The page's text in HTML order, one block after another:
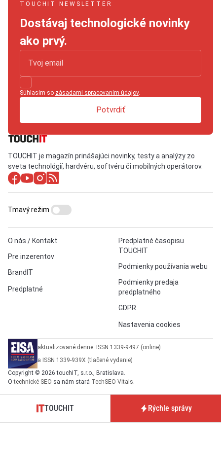
TOUCHIT NEWSLETTER
Dostávaj technologické novinky
ako prvý.
Súhlasím so zásadami spracovaním údajov.
Potvrdiť
TOUCHIT je magazín prinášajúci novinky, testy a analýzy zo
sveta technológií, hardvéru, softvéru či mobilných operátorov.
O nás / Kontakt
Pre inzerentov
BrandIT
Predplatné
Predplatné časopisu
TOUCHIT
Podmienky používania webu
Podmienky predaja
predplatného
GDPR
Nastavenia cookies
Tmavý režim
aktualizované denne: ISSN 1339-9497 (online)
a ISSN 1339-939X (tlačené vydanie)
Copyright © 2026 touchIT, s.r.o., Bratislava.
Otechnické SEO sa nám stará TechSEO Vitals.
TOUCHIT Rýchle správy